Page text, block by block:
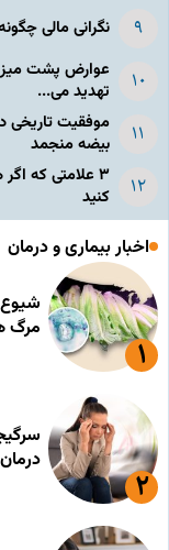
نگرانی مالی
عوارض پشت میز
تهدید می...
موفقیت تاریخی
بیضه منجمد
۳ علامتی که
کنید
اخبار بیماری و درمان
مرگ